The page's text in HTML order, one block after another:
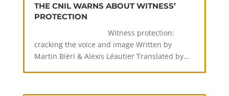
THE CNIL WARNS ABOUT WITNESS’
PROTECTION
Witness protection:
cracking the voice and image Written by
Martin Biéri & Alexis Léautier Translated by...